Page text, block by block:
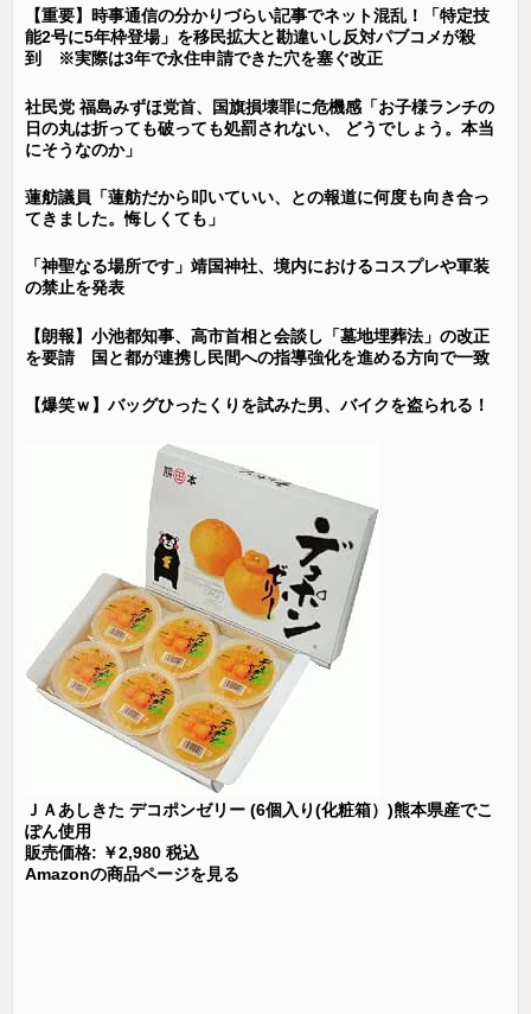
【重要】時事通信の分かりづらい記事でネット混乱！「特定技
能2号に5年枠登場」を移民拡大と勘違いし反対パブコメが殺
到 ※実際は3年で永住申請できた穴を塞ぐ改正
社民党 福島みずほ党首、国旗損壊罪に危機感「お子様ランチの
日の丸は折っても破っても処罰されない、 どうでしょう。本当
にそうなのか」
蓮舫議員「蓮舫だから叩いていい、との報道に何度も向き合っ
てきました。悔しくても」
「神聖なる場所です」靖国神社、境内におけるコスプレや軍装
の禁止を発表
【朗報】小池都知事、高市首相と会談し「墓地埋葬法」の改正
を要請 国と都が連携し民間への指導強化を進める方向で一致
【爆笑ｗ】バッグひったくりを試みた男、バイクを盗られる！
ＪＡあしきた デコポンゼリー (6個入り(化粧箱）)熊本県産でこ
ぽん使用
販売価格: ￥2,980 税込
Amazonの商品ページを見る